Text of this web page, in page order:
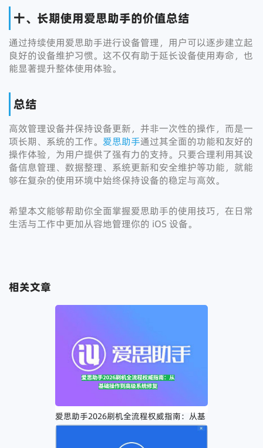
十、长期使用爱思助手的价值总结
通过持续使用爱思助手进行设备管理，用户可以逐步建立起
良好的设备维护习惯。这不仅有助于延长设备使用寿命，也
能显著提升整体使用体验。
总结
高效管理设备并保持设备更新，并非一次性的操作，而是一
项长期、系统的工作。 爱思助手通过其全面的功能和友好的
操作体验，为用户提供了强有力的支持。只要合理利用其设
备信息管理、数据整理、系统更新和安全维护等功能，就能
够在复杂的使用环境中始终保持设备的稳定与高效。
希望本文能够帮助你全面掌握爱思助手的使用技巧，在日常
生活与工作中更加从容地管理你的 iOS 设备。
相关文章
爱思助手2026刷机全流程权威指南：从基
础操作到高级系统修复